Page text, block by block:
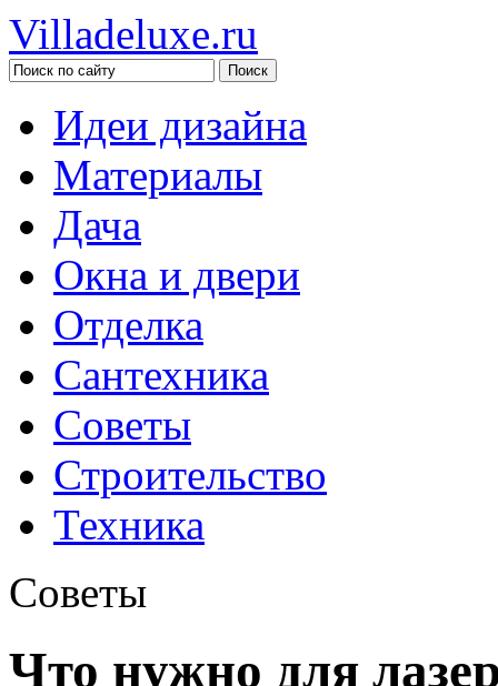
Villadeluxe.ru
Идеи дизайна
Материалы
Дача
Окна и двери
Отделка
Сантехника
Советы
Строительство
Техника
Советы
Что нужно для